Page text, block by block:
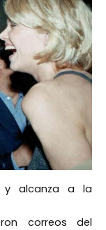
y alcanza a la
correos del